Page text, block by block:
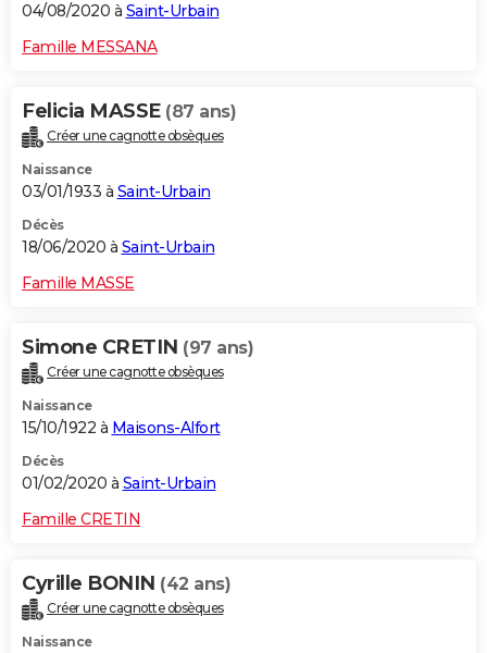
04/08/2020 à Saint-Urbain
Famille MESSANA
Felicia MASSE (87 ans)
Créer une cagnotte obsèques
Naissance
03/01/1933 à Saint-Urbain
Décès
18/06/2020 à Saint-Urbain
Famille MASSE
Simone CRETIN (97 ans)
Créer une cagnotte obsèques
Naissance
15/10/1922 à Maisons-Alfort
Décès
01/02/2020 à Saint-Urbain
Famille CRETIN
Cyrille BONIN (42 ans)
Créer une cagnotte obsèques
Naissance